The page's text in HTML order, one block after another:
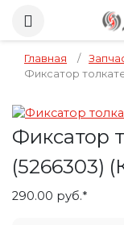
Главная /
Фиксатор
Фиксатор
(5266303)
290.00 руб.*